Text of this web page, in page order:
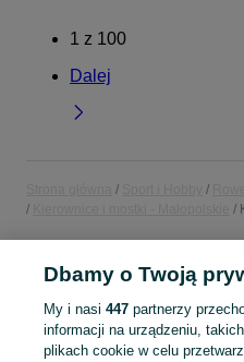
1 z 100
Dalej
POLSKA » MAŁOPOLSKIE »
KATEGORIA
Dbamy o Twoją
My i nasi 447partnerzy
informacji na urządzeniu,
plikach cookie w celu